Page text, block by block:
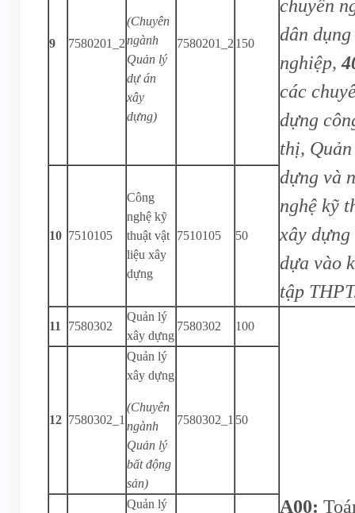
chuyên
dân
nghiệp,
các
dựng
thị,
dựng và
nghệ kỹ
xây
dựa vào
tập
9 7580201_2
(Chuyên
ngành
Quản lý
dự án
xây
dựng)
7580201_2 150
10 7510105
Công
nghệ kỹ
thuật vật
liệu xây
dựng
7510105 50
11 7580302
Quản lý
xây dựng
7580302 100
A00:
12 7580302_1
Quản lý
xây dựng
(Chuyên
ngành
Quản lý
bất động
sản)
7580302_1 50
Quản lý